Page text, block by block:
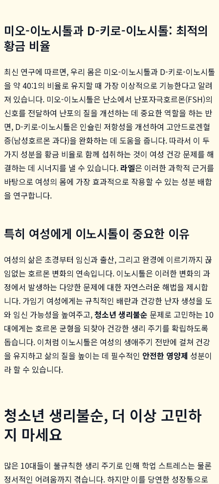
미오-이노시톨과 D-키로-이노시톨: 최적의
황금 비율
최신 연구에 따르면, 우리 몸은 미오-이노시톨과 D-키로-이노시톨
을 약 40:1의 비율로 유지할 때 가장 이상적으로 기능한다고 알려
져 있습니다. 미오-이노시톨은 난소에서 난포자극호르몬(FSH)의
신호를 전달하여 난포의 질을 개선하는 데 중요한 역할을 하는 반
면, D-키로-이노시톨은 인슐린 저항성을 개선하여 고안드로겐혈
증(남성호르몬 과다)을 완화하는 데 도움을 줍니다. 따라서 이 두
가지 성분을 황금 비율로 함께 섭취하는 것이 여성 건강 문제를 해
결하는 데 시너지를 낼 수 있습니다. 라엘은 이러한 과학적 근거를
바탕으로 여성의 몸에 가장 효과적으로 작용할 수 있는 성분 배합
을 연구합니다.
특히 여성에게 이노시톨이 중요한 이유
여성의 삶은 초경부터 임신과 출산, 그리고 완경에 이르기까지 끊
임없는 호르몬 변화의 연속입니다. 이노시톨은 이러한 변화의 과
정에서 발생하는 다양한 문제에 대한 자연스러운 해법을 제시합
니다. 가임기 여성에게는 규칙적인 배란과 건강한 난자 생성을 도
와 임신 가능성을 높여주고,청소년 생리불순 문제로 고민하는 10
대에게는 호르몬 균형을 되찾아 건강한 생리 주기를 확립하도록
돕습니다. 이처럼 이노시톨은 여성의 생애주기 전반에 걸쳐 건강
을 유지하고 삶의 질을 높이는 데 필수적인 안전한 영양제 성분이
라 할 수 있습니다.
청소년 생리불순, 더 이상 고민하
지 마세요
많은 10대들이 불규칙한 생리 주기로 인해 학업 스트레스는 물론
정서적인 어려움까지 겪습니다. 하지만 이를 당연한 성장통으로